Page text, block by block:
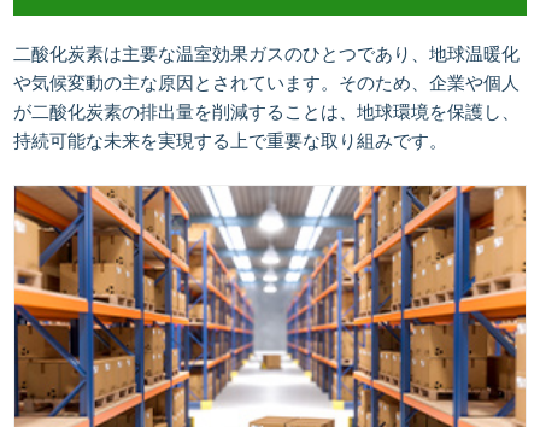
二酸化炭素は主要な温室効果ガスのひとつであり、地球温暖化
や気候変動の主な原因とされています。そのため、企業や個人
が二酸化炭素の排出量を削減することは、地球環境を保護し、
持続可能な未来を実現する上で重要な取り組みです。